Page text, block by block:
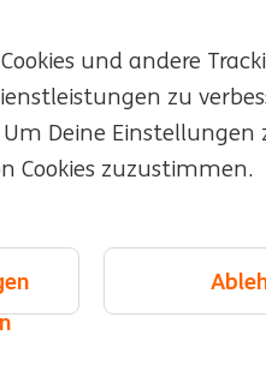
ING
Teams
Young
Vielfalt und
Cookie
und andere
zu
Deine Einstellungen
Cookies zuzustimmen.